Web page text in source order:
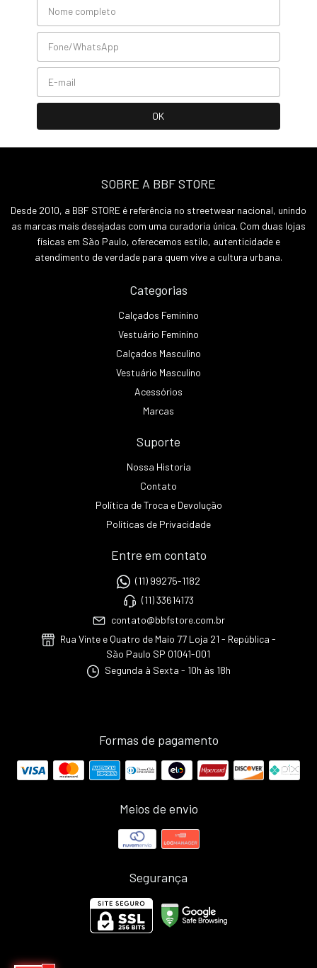
SOBRE A BBF STORE
Desde 2010, a BBF STORE é referência no streetwear nacional, unindo
as marcas mais desejadas com uma curadoria única. Com duas lojas
físicas em São Paulo, oferecemos estilo, autenticidade e
atendimento de verdade para quem vive a cultura urbana.
Categorias
Calçados Feminino
Vestuário Feminino
Calçados Masculino
Vestuário Masculino
Acessórios
Marcas
Suporte
Nossa Historia
Contato
Política de Troca e Devolução
Políticas de Privacidade
Entre em contato
(11) 99275-1182
(11) 33614173
contato@bbfstore.com.br
Rua Vinte e Quatro de Maio 77 Loja 21 - República -
São Paulo SP 01041-001
Segunda à Sexta - 10h às 18h
Formas de pagamento
Meios de envio
Segurança